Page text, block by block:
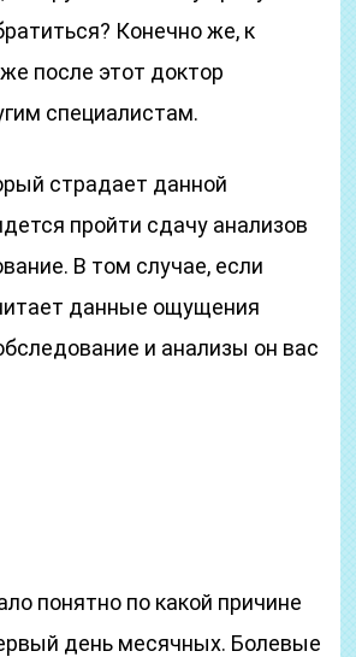
Конечно же, к
после этот доктор
специалистам.
страдает данной
пройти сдачу анализов
В том случае, если
данные ощущения
и анализы он вас
понятно по какой причине
день месячных. Болевые